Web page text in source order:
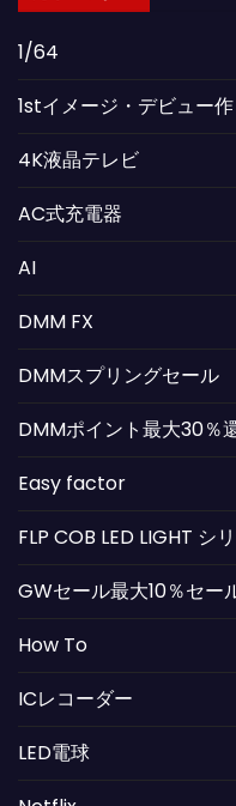
1/64
1stイメージ・デビュー作
4K液晶テレビ
AC式充電器
AI
DMM FX
DMMスプリングセール
DMMポイント最大30％
Easy factor
FLP COB LED LIGHT シ
GWセール最大10％セー
How To
ICレコーダー
LED電球